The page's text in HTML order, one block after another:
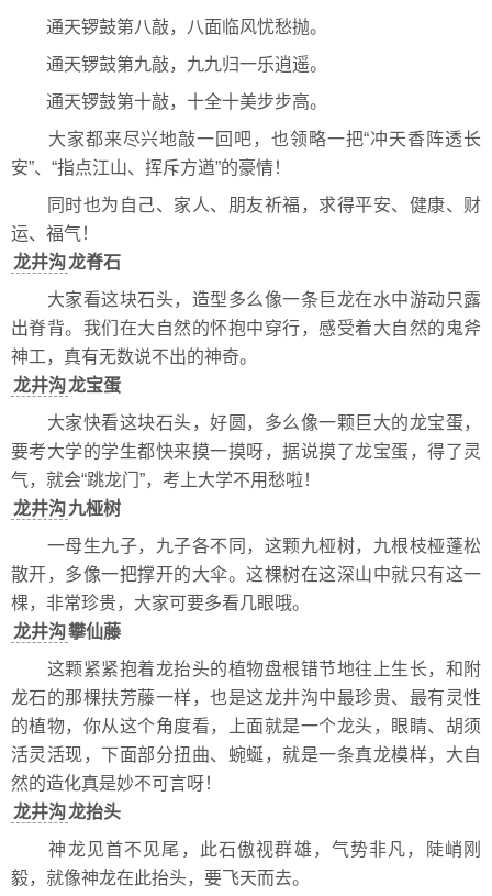
通天锣鼓第八敲，八面临风忧愁抛。
通天锣鼓第九敲，九九归一乐逍遥。
通天锣鼓第十敲，十全十美步步高。
大家都来尽兴地敲一回吧，也领略一把“冲天香阵透长
安”、“指点江山、挥斥方遒”的豪情！
同时也为自己、家人、朋友祈福，求得平安、健康、财
运、福气！
龙井沟龙脊石
大家看这块石头，造型多么像一条巨龙在水中游动只露
出脊背。我们在大自然的怀抱中穿行，感受着大自然的鬼斧
神工，真有无数说不出的神奇。
龙井沟龙宝蛋
大家快看这块石头，好圆，多么像一颗巨大的龙宝蛋，
要考大学的学生都快来摸一摸呀，据说摸了龙宝蛋，得了灵
气，就会“跳龙门”，考上大学不用愁啦！
龙井沟九桠树
一母生九子，九子各不同，这颗九桠树，九根枝桠蓬松
散开，多像一把撑开的大伞。这棵树在这深山中就只有这一
棵，非常珍贵，大家可要多看几眼哦。
龙井沟攀仙藤
这颗紧紧抱着龙抬头的植物盘根错节地往上生长，和附
龙石的那棵扶芳藤一样，也是这龙井沟中最珍贵、最有灵性
的植物，你从这个角度看，上面就是一个龙头，眼睛、胡须
活灵活现，下面部分扭曲、蜿蜒，就是一条真龙模样，大自
然的造化真是妙不可言呀！
龙井沟龙抬头
神龙见首不见尾，此石傲视群雄，气势非凡，陡峭刚
毅，就像神龙在此抬头，要飞天而去。